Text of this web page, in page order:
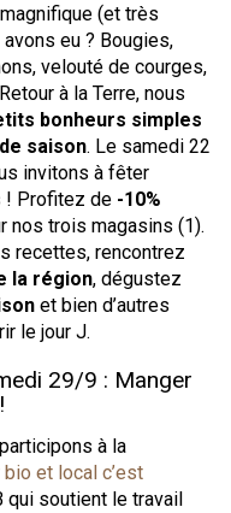
(et très
eu ? Bougies,
velouté de courges,
à la Terre, nous
bonheurs simples
saison. Le samedi 22
invitons à fêter
! Profitez de -10%
nos trois magasins (1).
recettes, rencontrez
la région, dégustez
et bien d’autres
le jour J.
29/9 : Manger
à la
bio et local c’est
qui soutient le travail